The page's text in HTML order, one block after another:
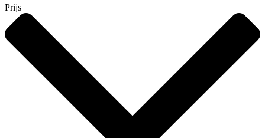
Prijs